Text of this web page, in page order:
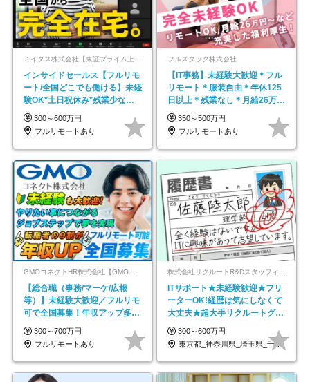
インサイドセールス【フルリモ
ート/全国どこでも働ける】未経
験OK*土日祝休み*残業少なめ*
在宅勤務手当あり
300～600万円
フルリモートあり
フルスタック株式会社
【IT事務】未経験大歓迎＊フル
リモート＊服装自由＊年休125
日以上＊残業なし＊月給26万円
以上
350～500万円
フルリモートあり
GMOコネクトHR株式会社【GMOインターネットグループ】
【総合職（事務/マーケ/広報
等）】未経験大歓迎／フルリモ
可で全国募集！年収アップ多数
★年休最大130日★
300～700万円
フルリモートあり
株式会社リクルートR&Dスタッフィング【リクルートグループ】
ITサポート★未経験歓迎★フリ
ーターOK!経歴は気にしなくて
大丈夫★超大手リクルートグル
ープの正社員/sg
300～600万円
東京都_神奈川県_埼玉県_千葉県_大阪府…